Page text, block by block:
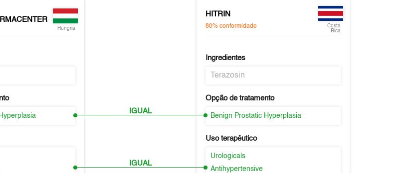
Hungria
IGUAL
IGUAL
HITRIN
80% conformidade
Costa
Rica
Ingredientes
Terazosin
Opção de tratamento
Benign Prostatic Hyperplasia
Uso terapêutico
Urologicals
Antihypertensive